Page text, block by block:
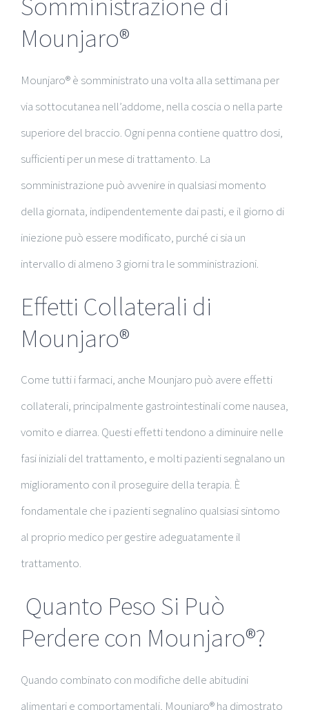
Mounjaro®
Mounjaro® è somministrato una volta alla settimana per
via sottocutanea nell’addome, nella coscia o nella parte
superiore del braccio. Ogni penna contiene quattro dosi,
sufficienti per un mese di trattamento. La
somministrazione può avvenire in qualsiasi momento
della giornata, indipendentemente dai pasti, e il giorno di
iniezione può essere modificato, purché ci sia un
intervallo di almeno 3 giorni tra le somministrazioni.
Effetti Collaterali di
Mounjaro®
Come tutti i farmaci, anche Mounjaro può avere effetti
collaterali, principalmente gastrointestinali come nausea,
vomito e diarrea. Questi effetti tendono a diminuire nelle
fasi iniziali del trattamento, e molti pazienti segnalano un
miglioramento con il proseguire della terapia. È
fondamentale che i pazienti segnalino qualsiasi sintomo
al proprio medico per gestire adeguatamente il
trattamento.
Quanto Peso Si Può
Perdere con Mounjaro®?
Quando combinato con modifiche delle abitudini
alimentari e comportamentali, Mounjaro® ha dimostrato